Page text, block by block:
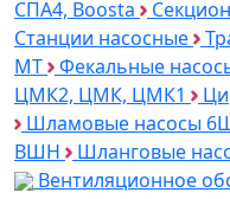
СПА4, Boosta
Станции насосные
МТ
Фекальные
ЦМК2, ЦМК, ЦМК1
Шламовые насосы
ВШН
Шланговые
Вентиляционное